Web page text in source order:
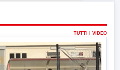
TUTTI I VIDEO